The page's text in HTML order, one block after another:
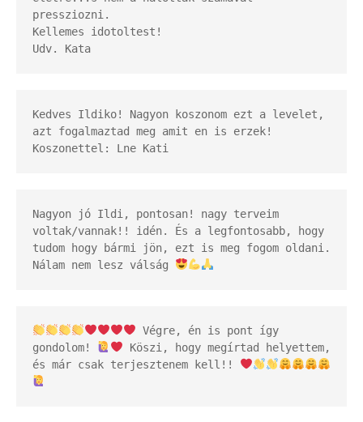
pressziozni.
Kellemes idotoltest!
Udv. Kata
Kedves Ildiko! Nagyon koszonom ezt a levelet,
azt fogalmaztad meg amit en is erzek!
Koszonettel: Lne Kati
Nagyon jó Ildi, pontosan! nagy terveim
voltak/vannak!! idén. És a legfontosabb, hogy
tudom hogy bármi jön, ezt is meg fogom oldani.
Nálam nem lesz válság
Végre, én is pont így
gondolom!
Köszi, hogy megírtad helyettem,
és már csak terjesztenem kell!!